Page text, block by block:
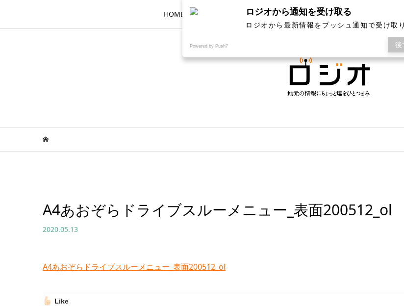
HOME ロジオって何？ 特集 記事ランキング
A4あおぞらドライブスルーメニュー_表面200512_ol
2020.05.13
A4あおぞらドライブスルーメニュー_表面200512_ol
Like
ロジオから通知を受け取る
ロジオから最新情報をプッシュ通知で受け取
Powered by Push7 後